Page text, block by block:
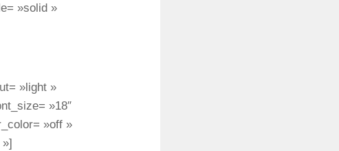
»solid »
»light »
»18″
»off »